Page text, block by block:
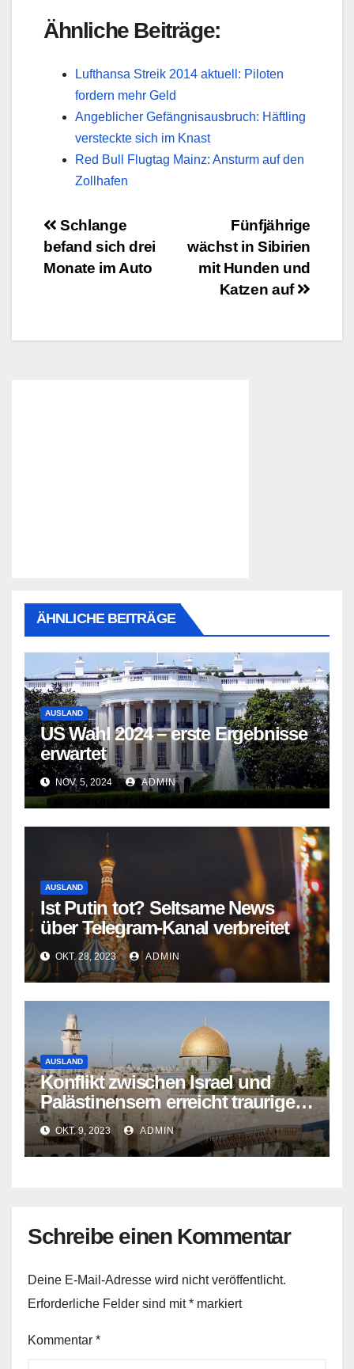
Ähnliche Beiträge:
Lufthansa Streik 2014 aktuell: Piloten
fordern mehr Geld
Angeblicher Gefängnisausbruch: Häftling
versteckte sich im Knast
Red Bull Flugtag Mainz: Ansturm auf den
Zollhafen
BeitragsnavigationFünfjährige
wächst in Sibirien
mit Hunden und
Katzen auf
Schlange
befand sich drei
Monate im Auto
ÄHNLICHE BEITRÄGE
AUSLAND
US Wahl 2024 – erste Ergebnisse
erwartet
NOV. 5, 2024 ADMIN
AUSLAND
Ist Putin tot? Seltsame News
über Telegram-Kanal verbreitet
OKT. 28, 2023 ADMIN
AUSLAND
Konflikt zwischen Israel und
Palästinensern erreicht traurigen
Höhepunkt
OKT. 9, 2023 ADMIN
Schreibe einen Kommentar
Deine E-Mail-Adresse wird nicht veröffentlicht.
Erforderliche Felder sind mit* markiert
Kommentar *